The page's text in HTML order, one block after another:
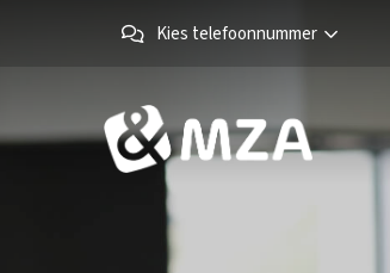
Kies telefoonnummer